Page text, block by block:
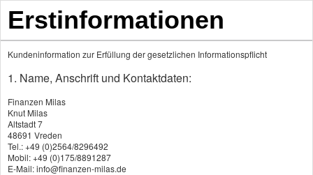
Produkte
Privathaftpflichtversicherung
Tierhalterhaftpflicht
Erstinformationen
Kundeninformation zur Erfüllung der gesetzlichen Informationspflicht
1. Name, Anschrift und Kontaktdaten:
Finanzen Milas
Knut Milas
Altstadt 7
48691 Vreden
Tel.: +49 (0)2564/8296492
Mobil: +49 (0)175/8891287
E-Mail: info@finanzen-milas.de